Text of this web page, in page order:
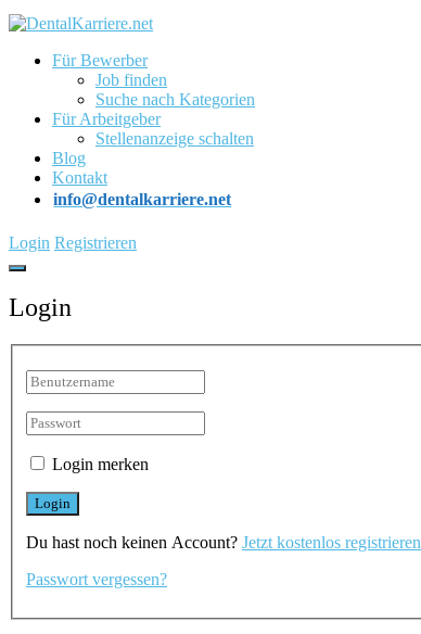
Für Bewerber
Job finden
Suche nach Kategorien
Für Arbeitgeber
Stellenanzeige schalten
Blog
Kontakt
info@dentalkarriere.net
Login Registrieren
Login
Login merken
Du hast noch keinen Account? Jetzt kostenlos registrieren
Passwort vergessen?